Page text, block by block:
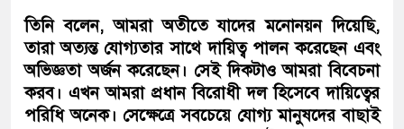
তিনি বলেন, আমরা অতীতে যাদের মনোনয়ন দিয়েছি,
তারা অত্যন্ত যোগ্যতার সাথে দায়িত্ব পালন করেছেন এবং
অভিজ্ঞতা অর্জন করেছেন। সেই দিকটাও আমরা বিবেচনা
করব। এখন আমরা প্রধান বিরোধী দল হিসেবে দায়িত্বের
পরিধি অনেক। সেক্ষেত্রে সবচেয়ে যোগ্য মানুষদের বাছাই